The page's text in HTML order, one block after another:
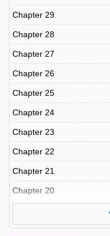
Chapter 29
Chapter 28
Chapter 27
Chapter 26
Chapter 25
Chapter 24
Chapter 23
Chapter 22
Chapter 21
Chapter 20
Chapter 18